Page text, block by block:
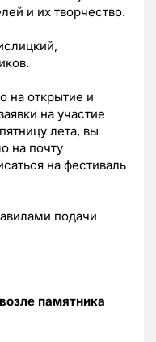
и их творчество.
на открытие и
на участие
лета, вы
на почту
на фестиваль
подачи
памятника